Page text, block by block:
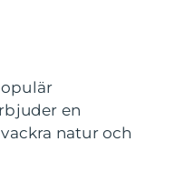
en
natur och